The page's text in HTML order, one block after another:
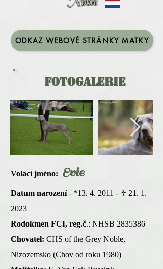
ODKAZ WEBOVÉ STRÁNKY MATKY
Fotogalerie
Volací jméno: Evie
Datum narození- *13. 4. 2011 - ♱21. 1.
2023
Rodokmen FCI, reg.č.: NHSB2835386
Chovatel:CHS of the Grey Noble,
Nizozemsko (Chov od roku 1980)